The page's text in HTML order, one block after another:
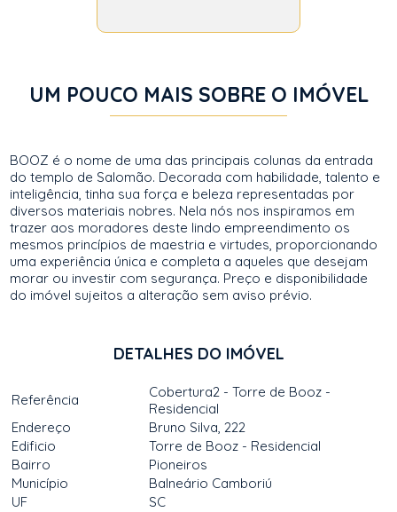
UM POUCO MAIS SOBRE O IMÓVEL
BOOZ é o nome de uma das principais colunas da entrada
do templo de Salomão. Decorada com habilidade, talento e
inteligência, tinha sua força e beleza representadas por
diversos materiais nobres. Nela nós nos inspiramos em
trazer aos moradores deste lindo empreendimento os
mesmos princípios de maestria e virtudes, proporcionando
uma experiência única e completa a aqueles que desejam
morar ou investir com segurança. Preço e disponibilidade
do imóvel sujeitos a alteração sem aviso prévio.
DETALHES DO IMÓVEL
Referência
Cobertura2 - Torre de Booz -
Residencial
Endereço
Bruno Silva, 222
Edificio
Torre de Booz - Residencial
Bairro
Pioneiros
Município
Balneário Camboriú
UF
SC